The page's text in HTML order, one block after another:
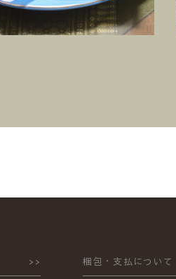
梱包・支払について